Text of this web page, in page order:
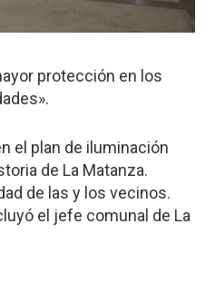
protección en los
el plan de iluminación
de La Matanza.
de las y los vecinos.
el jefe comunal de La